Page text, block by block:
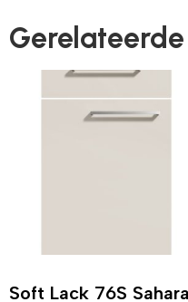
Soft Lack 76S Sahara